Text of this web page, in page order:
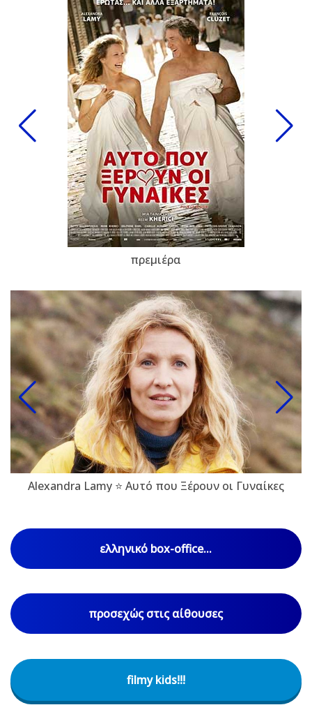
πρεμιέρα
Alexandra Lamy ⭐ Αυτό που Ξέρουν οι Γυναίκες
ελληνικό box-office...
προσεχώς στις αίθουσες
filmy kids!!!